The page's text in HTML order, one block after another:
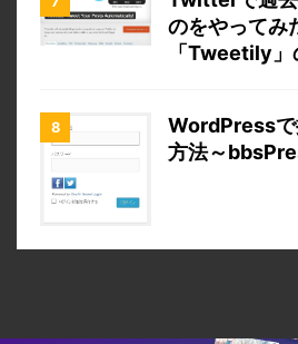
のをやってみ
「Tweetily
WordPressで
方法～